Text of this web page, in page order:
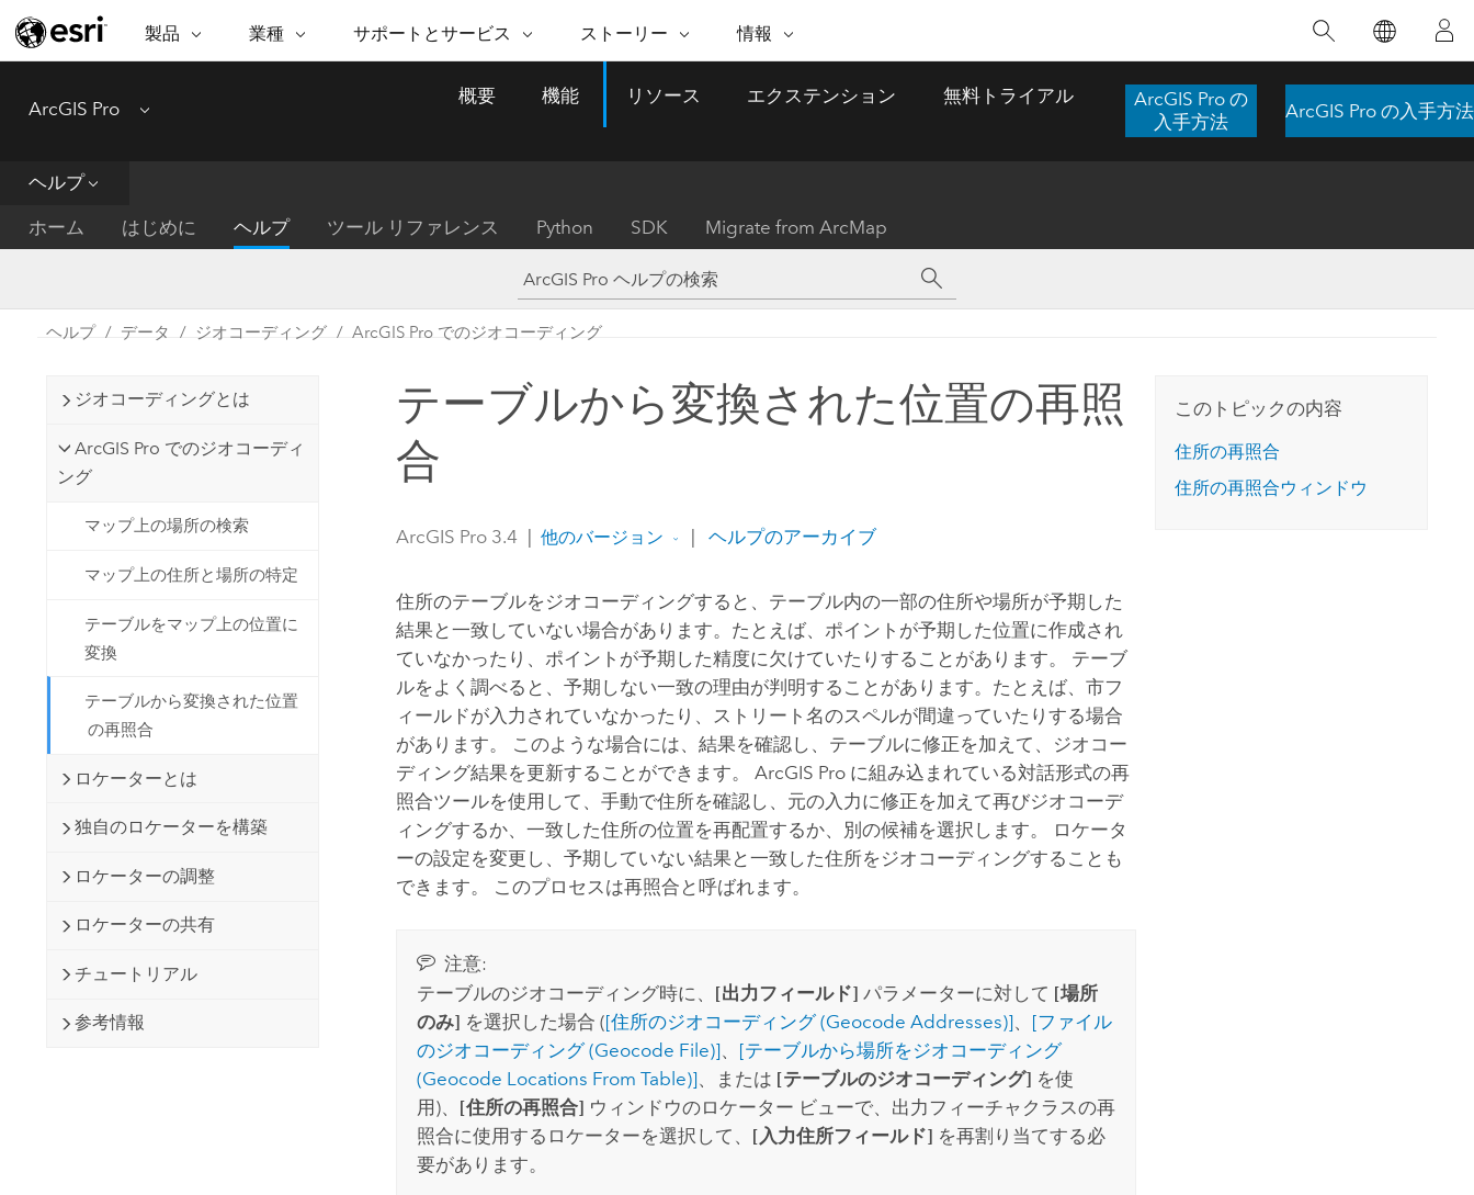
製品
ARCGIS
ArcGIS Online
完全な SaaS マッピング プラット
ArcGIS Enterprise
テム
マッピング &amp; 空間解析アプリ
すべてのプロダクト
機能
位置情報を分析に活用
空間データの統合、編集、共有
Esri ストア
Esri の ArcGIS 製品
り、マッピング、解析、データ管理に用い
られています。 技術がどのようなものかを
確認したり、ハンズオンのインタラクティ
ブ マップを試したり、製品の機能を調べた
業種
業種
自然保護
公共エネルギー
地方自治体
持続可能な開発
電気通信
交通機関
注目のイニシアティブ
インフラストラクチャ管理
的アプローチは、インフラストラクチャ プ
ロジェクトが周囲の環境とどのように関連
しているかをリーダーが理解するのに役立
サポートとサービス
サポートとサービス セルフサービス
ArcGIS ブログ
ドキュメント
は、データのパターンや関係性を明らかに
するために使用される空間統計技術を探索
し、複雑な問題を解決する知見を引き出し
コースを探索
ストーリー
ESRI ストーリー
Esri ブログ
実世界のグローバルな GIS
技術革新
ビジネスおよびテクノロジ
ー リーダーの声
ArcNews
業界ニュースと ArcGIS 更
Codex は、30 日間で 17 件の緊急洪水アプ
リケーションを構築し、重要な救助活動を
実現しました。
ストーリーを読む
情報
ESRI について
パートナー
採用情報
イノベーションへの取り
組み
ーメーション
注目
ArcGIS Pro Menu
概要 機能 リソース エクステンション 無料トライアル
ArcGIS Pro の
入手方法
ArcGIS Pro の入手方法
ヘルプ
ホーム はじめに ヘルプ ツール リファレンス Python SDK Migrate from ArcMap
ヘルプ データ ジオコーディング ArcGIS Pro でのジオコーディング
ジオコーディングとは
ArcGIS Pro でのジオコーディ
ング
マップ上の場所の検索
マップ上の住所と場所の特定
テーブルをマップ上の位置に
変換
テーブルから変換された位置
の再照合
ロケーターとは
独自のロケーターを構築
ロケーターの調整
ロケーターの共有
チュートリアル
参考情報
テーブルから変換された位置の再照
合
ArcGIS Pro 3.4 他のバージョン ヘルプのアーカイブ
住所のテーブルをジオコーディングすると、テーブル内の一部の住所や場所が予期した
結果と一致していない場合があります。たとえば、ポイントが予期した位置に作成され
ていなかったり、ポイントが予期した精度に欠けていたりすることがあります。 テーブ
ルをよく調べると、予期しない一致の理由が判明することがあります。たとえば、市フ
ィールドが入力されていなかったり、ストリート名のスペルが間違っていたりする場合
があります。 このような場合には、結果を確認し、テーブルに修正を加えて、ジオコー
ディング結果を更新することができます。ArcGIS Pro に組み込まれている対話形式の再
照合ツールを使用して、手動で住所を確認し、元の入力に修正を加えて再びジオコーデ
ィングするか、一致した住所の位置を再配置するか、別の候補を選択します。 ロケータ
ーの設定を変更し、予期していない結果と一致した住所をジオコーディングすることも
できます。 このプロセスは再照合と呼ばれます。
注意:
テーブルのジオコーディング時に、 [出力フィールド] パラメーターに対して [場所
のみ] を選択した場合 ([住所のジオコーディング (Geocode Addresses)]、 [ファイル
のジオコーディング (Geocode File)]、 [テーブルから場所をジオコーディング
(Geocode Locations From Table)]、または [テーブルのジオコーディング] を使
用)、 [住所の再照合] ウィンドウのロケーター ビューで、出力フィーチャクラスの再
照合に使用するロケーターを選択して、 [入力住所フィールド] を再割り当てする必
要があります。
このトピックの内容
住所の再照合
住所の再照合ウィンドウ